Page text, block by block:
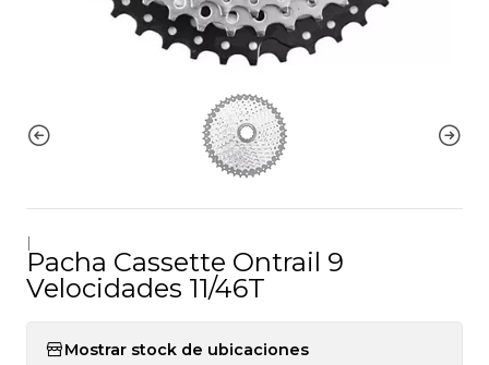
|
Pacha Cassette Ontrail 9
Velocidades 11/46T
Mostrar stock de ubicaciones